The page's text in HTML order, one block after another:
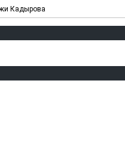
Кадырова